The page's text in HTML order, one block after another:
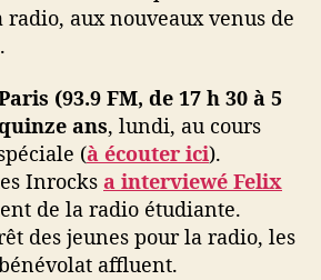
aux nouveaux venus de
(93.9 FM, de 17 h 30 à 5
ans, lundi, au cours
(à écouter ici).
Inrocks a interviewé Felix
de la radio étudiante.
des jeunes pour la radio, les
affluent.